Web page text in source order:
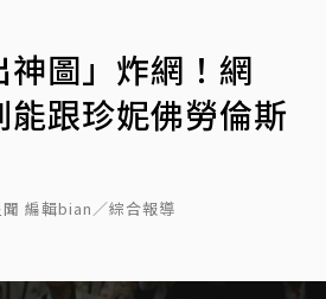
圖」炸網！網
跟珍妮佛勞倫斯
編輯bian／綜合報導